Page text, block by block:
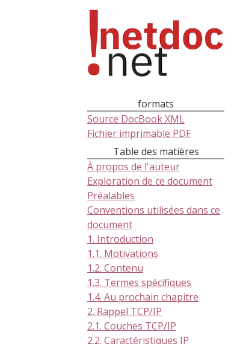
formats
Source DocBook XML
Fichier imprimable PDF
Table des matières
À propos de l'auteur
Exploration de ce document
Préalables
Conventions utilisées dans ce
document
1. Introduction
1.1. Motivations
1.2. Contenu
1.3. Termes spécifiques
1.4. Au prochain chapitre
2. Rappel TCP/IP
2.1. Couches TCP/IP
2.2. Caractéristiques IP